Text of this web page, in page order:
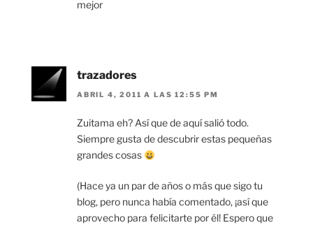
mejor
trazadores
ABRIL 4, 2011 A LAS 12:55 PM
Zuitama eh? Así que de aquí salió todo.
Siempre gusta de descubrir estas pequeñas
grandes cosas
(Hace ya un par de años o más que sigo tu
blog, pero nunca había comentado, ¡así que
aprovecho para felicitarte por él! Espero que